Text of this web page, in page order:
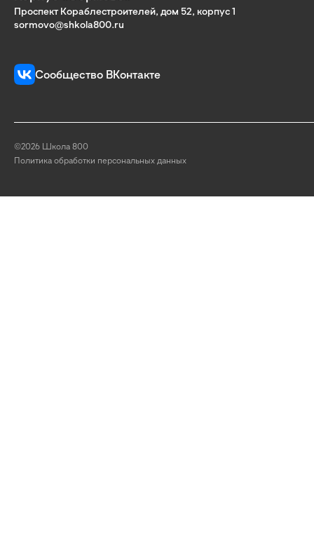
Проспект Кораблестроителей, дом 52, корпус 1
sormovo@shkola800.ru
Сообщество ВКонтакте
©2026 Школа 800
Политика обработки персональных данных